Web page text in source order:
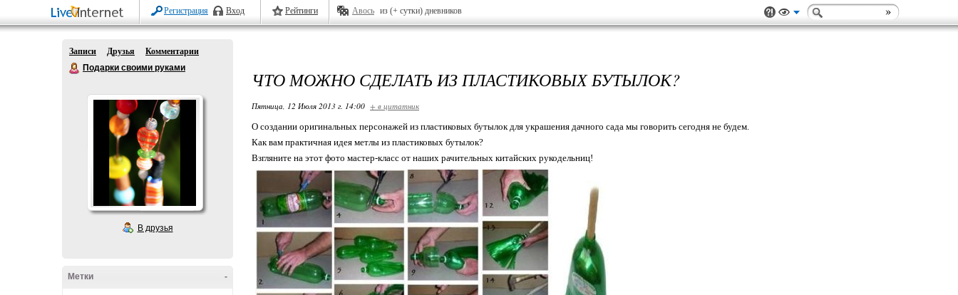
Регистрация Вход Рейтинги Авось из (+ сутки) дневников
Записи Друзья
Комментарии
Подарки своими руками
В друзья
-
Метки
ЧТО МОЖНО СДЕЛАТЬ ИЗ ПЛАСТИКОВЫХ БУТЫЛОК?
Пятница, 12 Июля 2013 г. 14:00 + в цитатник
О создании оригинальных персонажей из пластиковых бутылок для украшения дачного сада мы говорить сегодня не будем.
Как вам практичная идея метлы из пластиковых бутылок?
Взгляните на этот фото мастер-класс от наших рачительных китайских рукодельниц!